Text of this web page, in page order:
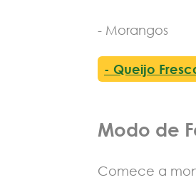
- Morangos
- Queijo
Modo de
Comece a